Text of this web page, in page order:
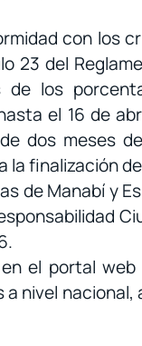
con los
23 del
de los
el 16 de
dos meses
la finalización
de Manabí y
el portal
nivel